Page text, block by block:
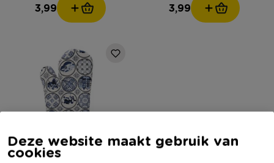
Deze website maakt gebruik van
cookies
3,99 3,99